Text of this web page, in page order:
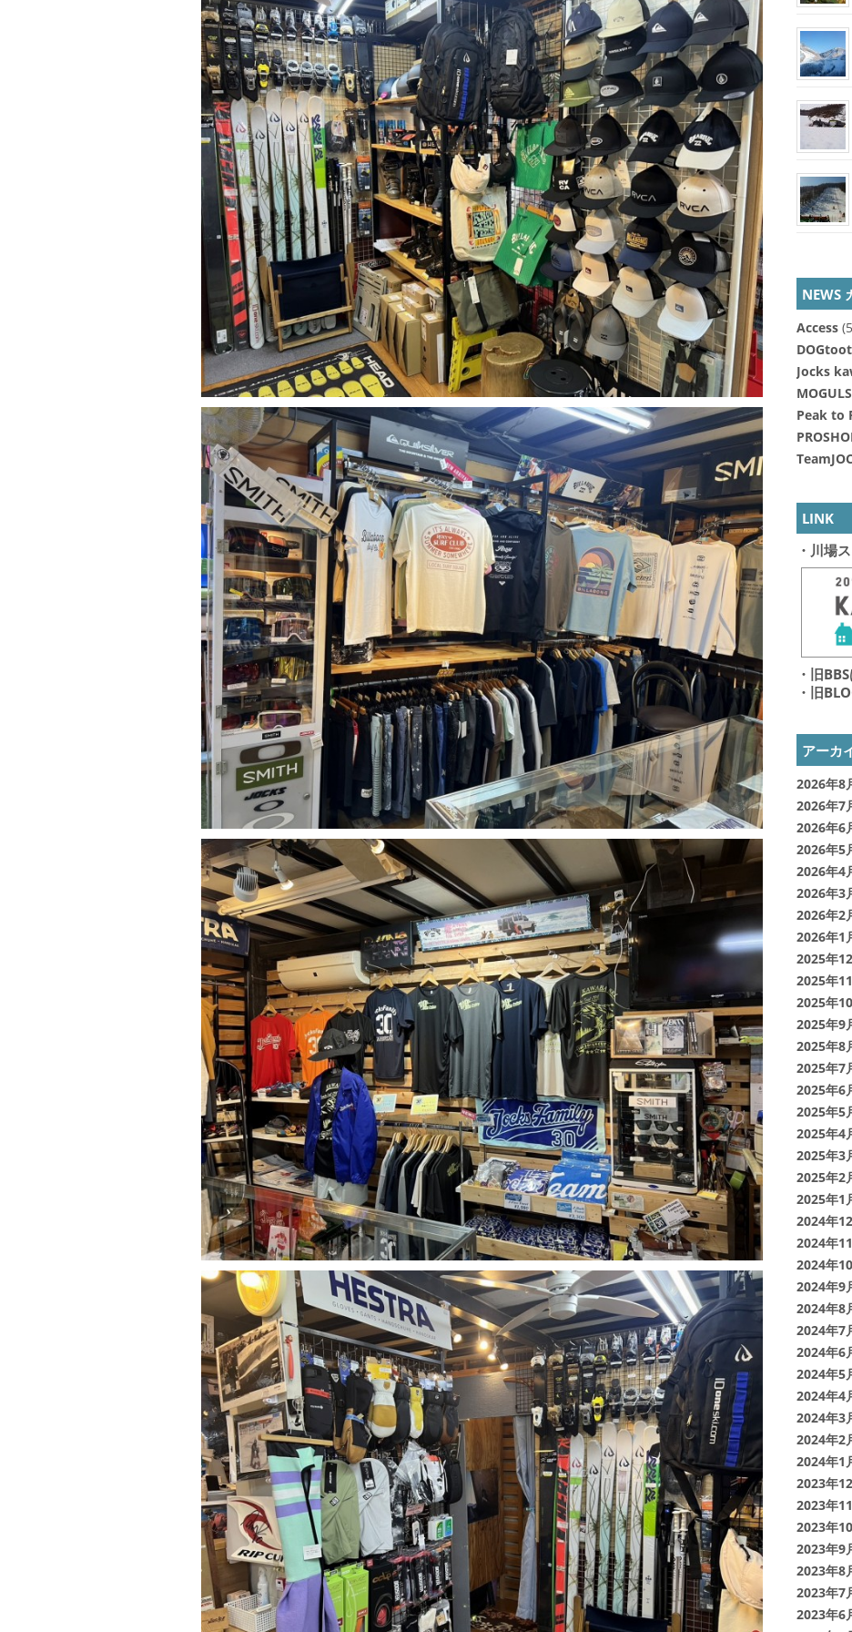
NEWS
Access
Jocks
Peak to
LINK
・川場
・旧
・旧
アーカ
2026年8
2026年7
2026年6
2026年5
2026年4
2026年3
2026年2
2026年1
2025年
2025年
2025年
2025年9
2025年8
2025年7
2025年6
2025年5
2025年4
2025年3
2025年2
2025年1
2024年
2024年
2024年
2024年9
2024年8
2024年7
2024年6
2024年5
2024年4
2024年3
2024年2
2024年1
2023年
2023年
2023年
2023年9
2023年8
2023年7
2023年6